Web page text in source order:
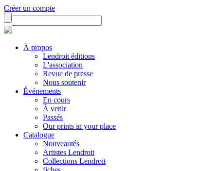
Créer un compte
À propos
Lendroit éditions
L'association
Revue de presse
Nous soutenir
Événements
En cours
À venir
Passés
Our prints in your place
Catalogue
Nouveautés
Artistes Lendroit
Collections Lendroit